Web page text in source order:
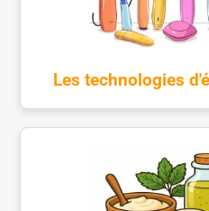
Les technologies